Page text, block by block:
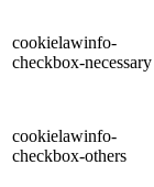
cookielawinfo-
checkbox-necessary
cookielawinfo-
checkbox-others